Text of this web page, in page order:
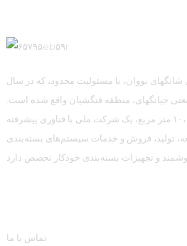
بووان، با مسئولیت محدود، که در سال
جیانگهای، منطقه فنگشیان واقع شده است.
این شرکت با مساحتی حدود ۱۰،۰۰۰ متر مربع، یک شرکت ملی با فناوری پیشرفته
تولید، فروش و خدمات سیستم‌های بسته‌بندی
تماس با ما